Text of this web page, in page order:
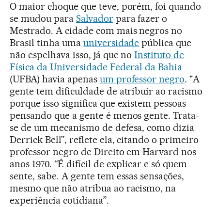
O maior choque que teve, porém, foi quando
se mudou para Salvadorpara fazer o
Mestrado. A cidade com mais negros no
Brasil tinha uma universidade pública que
não espelhava isso, já que noInstituto de
Física da Universidade Federal da Bahia
(UFBA) havia apenas um professor negro. "A
gente tem dificuldade de atribuir ao racismo
porque isso significa que existem pessoas
pensando que a gente é menos gente. Trata-
se de um mecanismo de defesa, como dizia
Derrick Bell”, reflete ela, citando o primeiro
professor negro de Direito em Harvard nos
anos 1970. “É difícil de explicar e só quem
sente, sabe. A gente tem essas sensações,
mesmo que não atribua ao racismo, na
experiência cotidiana”.